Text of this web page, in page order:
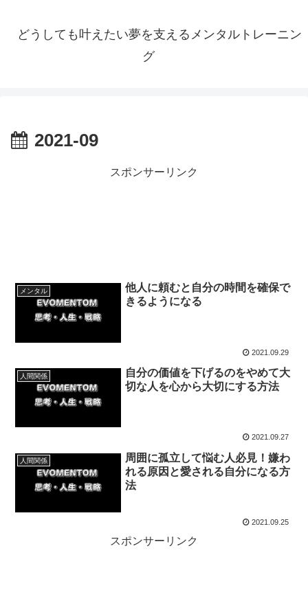
どうしても叶えたい夢を支えるメンタルトレーニン
グ
2021-09
スポンサーリンク
メンタル
他人に頼むと自分の時間を確保で
きるようになる
2021.09.29
人間関係
自分の価値を下げるのをやめて大
切な人を心から大切にする方法
2021.09.27
人間関係
周囲に孤立して悩む人必見！嫌わ
れる原因と愛される自分になる方
法
2021.09.25
スポンサーリンク